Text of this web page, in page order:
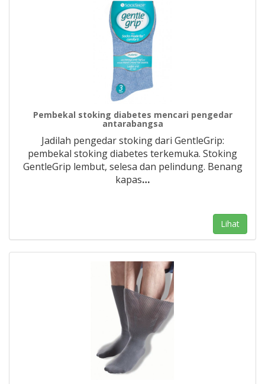
Pembekal stoking diabetes mencari pengedar
antarabangsa
Jadilah pengedar stoking dari GentleGrip:
pembekal stoking diabetes terkemuka. Stoking
GentleGrip lembut, selesa dan pelindung. Benang
kapas…
Lihat